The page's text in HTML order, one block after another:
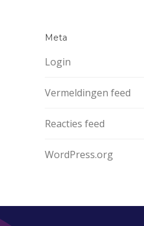
Meta
Login
Vermeldingen feed
Reacties feed
WordPress.org